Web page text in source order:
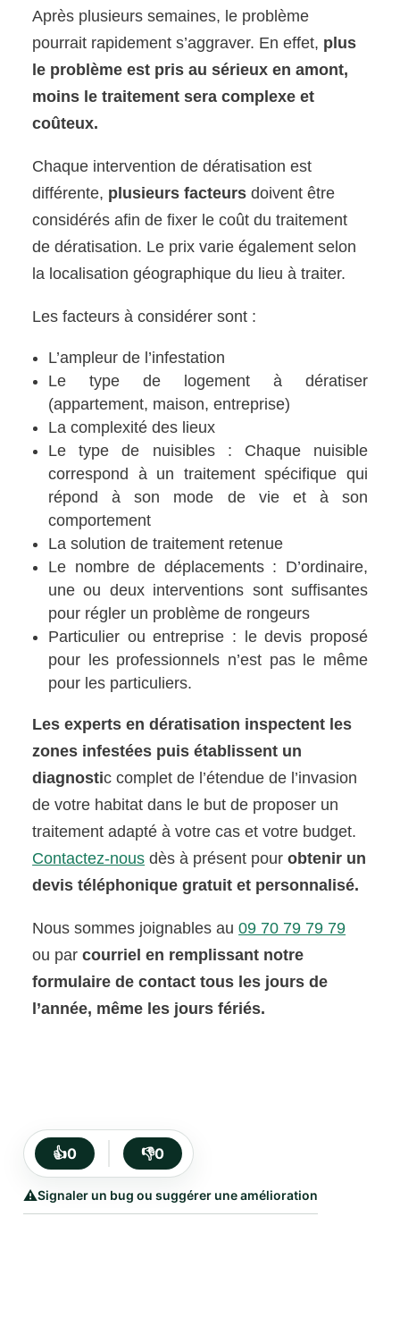
Après plusieurs semaines, le problème
pourrait rapidement s’aggraver. En effet, plus
le problème est pris au sérieux en amont,
moins le traitement sera complexe et
coûteux.
Chaque intervention de dératisation est
différente, plusieurs facteurs doivent être
considérés afin de fixer le coût du traitement
de dératisation. Le prix varie également selon
la localisation géographique du lieu à traiter.
Les facteurs à considérer sont :
L’ampleur de l’infestation
Le type de logement à dératiser
(appartement, maison, entreprise)
La complexité des lieux
Le type de nuisibles : Chaque nuisible
correspond à un traitement spécifique qui
répond à son mode de vie et à son
comportement
La solution de traitement retenue
Le nombre de déplacements : D’ordinaire,
une ou deux interventions sont suffisantes
pour régler un problème de rongeurs
Particulier ou entreprise : le devis proposé
pour les professionnels n’est pas le même
pour les particuliers.
Les experts en dératisation inspectent les
zones infestées puis établissent un
diagnostic complet de l’étendue de l’invasion
de votre habitat dans le but de proposer un
traitement adapté à votre cas et votre budget.
Contactez-nous dès à présent pourobtenir un
devis téléphonique gratuit et personnalisé.
Nous sommes joignables au09 70 79 79 79
ou parcourriel en remplissant notre
formulaire de contact tous les jours de
l’année, même les jours fériés.
👍0 👎0
⚠️Signaler un bug ou suggérer une amélioration